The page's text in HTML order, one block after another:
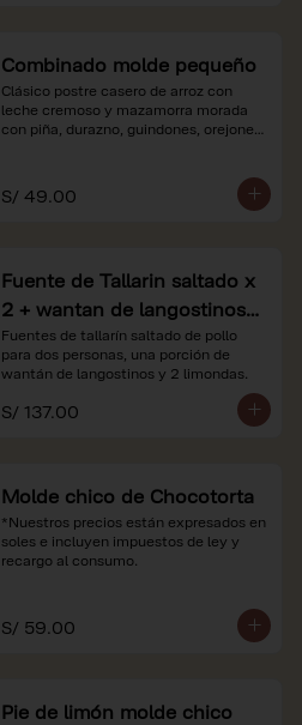
Combinado molde pequeño
Clásico postre casero de arroz con
leche cremoso y mazamorra morada
con piña, durazno, guindones, orejones
*Nuestros precios están expresados en
soles e incluyen impuestos de ley y
S/ 49.00
Fuente de Tallarin saltado x
2 + wantan de langostinos +
2 limonadas
Fuentes de tallarín saltado de pollo
para dos personas, una porción de
wantán de langostinos y 2 limondas.
S/ 137.00
Molde chico de Chocotorta
*Nuestros precios están expresados en
soles e incluyen impuestos de ley y
recargo al consumo.
S/ 59.00
Pie de limón molde chico